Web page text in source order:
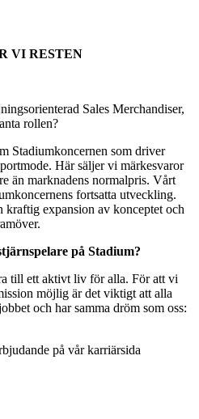
VI RESTEN
Sales Merchandiser,
rollen?
Stadiumkoncernen som driver
Här säljer vi märkesvaror
än marknadens normalpris. Vårt
fortsatta utveckling.
kraftig expansion av konceptet och
på Stadium?
till ett aktivt liv för alla. För att vi
möjlig är det viktigt att alla
och har samma dröm som oss:
på vår karriärsida